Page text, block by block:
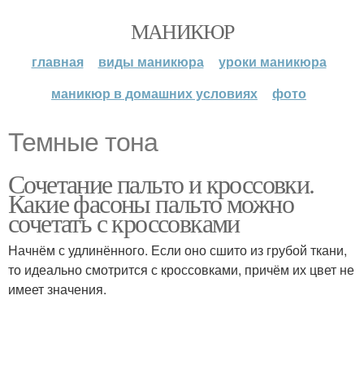
МАНИКЮР
главная виды маникюра
уроки маникюра
маникюр в домашних условиях
фото
Темные тона
Сочетание пальто и кроссовки.
Какие фасоны пальто можно
сочетать с кроссовками
Начнём с удлинённого. Если оно сшито из грубой ткани,
то идеально смотрится с кроссовками, причём их цвет не
имеет значения.